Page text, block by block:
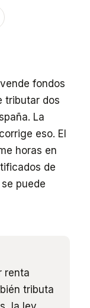
fondos
tributar dos
La
eso. El
horas en
de
puede
renta
tributa